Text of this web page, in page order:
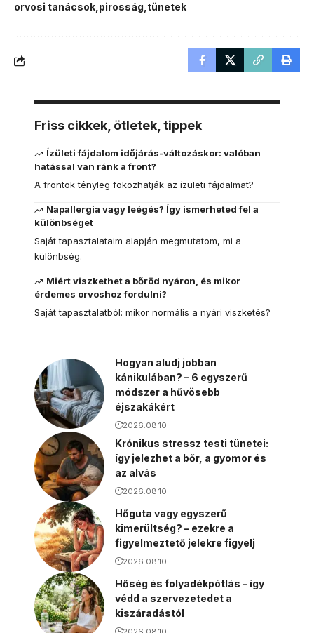
orvosi tanácsok pirosság tünetek
Friss cikkek, ötletek, tippek
Ízületi fájdalom időjárás-változáskor: valóban
hatással van ránk a front?
A frontok tényleg fokozhatják az ízületi fájdalmat?
Napallergia vagy leégés? Így ismerheted fel a
különbséget
Saját tapasztalataim alapján megmutatom, mi a
különbség.
Miért viszkethet a bőröd nyáron, és mikor
érdemes orvoshoz fordulni?
Saját tapasztalatból: mikor normális a nyári viszketés?
Hogyan aludj jobban
kánikulában? – 6 egyszerű
módszer a hűvösebb
éjszakákért
2026.08.10.
Krónikus stressz testi tünetei:
így jelezhet a bőr, a gyomor és
az alvás
2026.08.10.
Hőguta vagy egyszerű
kimerültség? – ezekre a
figyelmeztető jelekre figyelj
2026.08.10.
Hőség és folyadékpótlás – így
védd a szervezetedet a
kiszáradástól